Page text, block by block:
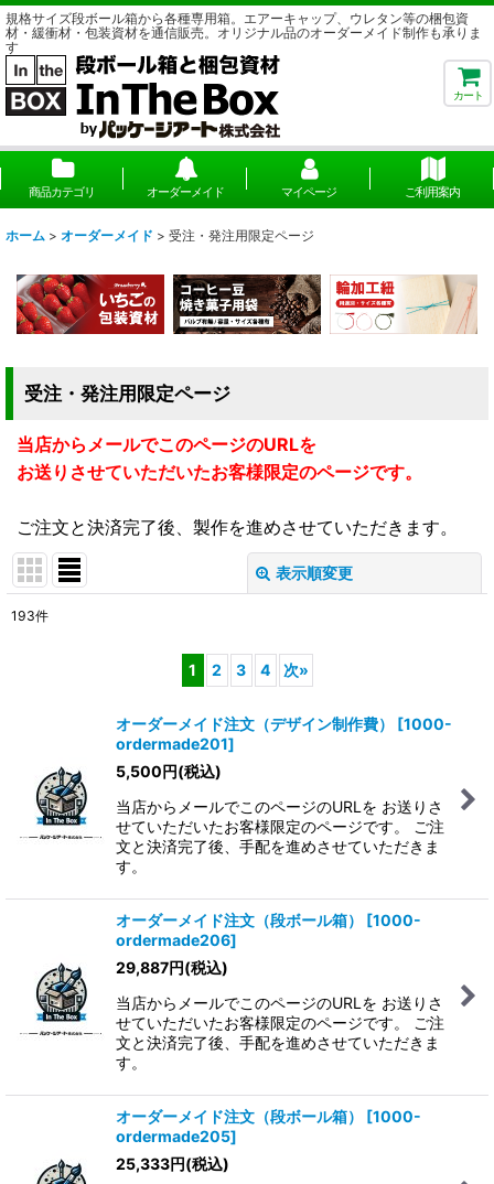
規格サイズ段ボール箱から各種専用箱。エアーキャップ、ウレタン等の梱包資
材・緩衝材・包装資材を通信販売。オリジナル品のオーダーメイド制作も承りま
す
カート
商品カテゴリ オーダーメイド マイページ ご利用案内
ホーム > オーダーメイド > 受注・発注用限定ページ
受注・発注用限定ページ
当店からメールでこのページのURLを
お送りさせていただいたお客様限定のページです。
ご注文と決済完了後、製作を進めさせていただきます。
表示順変更
193件
1 2 3 4 次»
オーダーメイド注文（デザイン制作費） [1000-
ordermade201]
5,500円(税込)
当店からメールでこのページのURLを お送りさ
せていただいたお客様限定のページです。 ご注
文と決済完了後、手配を進めさせていただきま
す。
オーダーメイド注文（段ボール箱） [1000-
ordermade206]
29,887円(税込)
当店からメールでこのページのURLを お送りさ
せていただいたお客様限定のページです。 ご注
文と決済完了後、手配を進めさせていただきま
す。
オーダーメイド注文（段ボール箱） [1000-
ordermade205]
25,333円(税込)